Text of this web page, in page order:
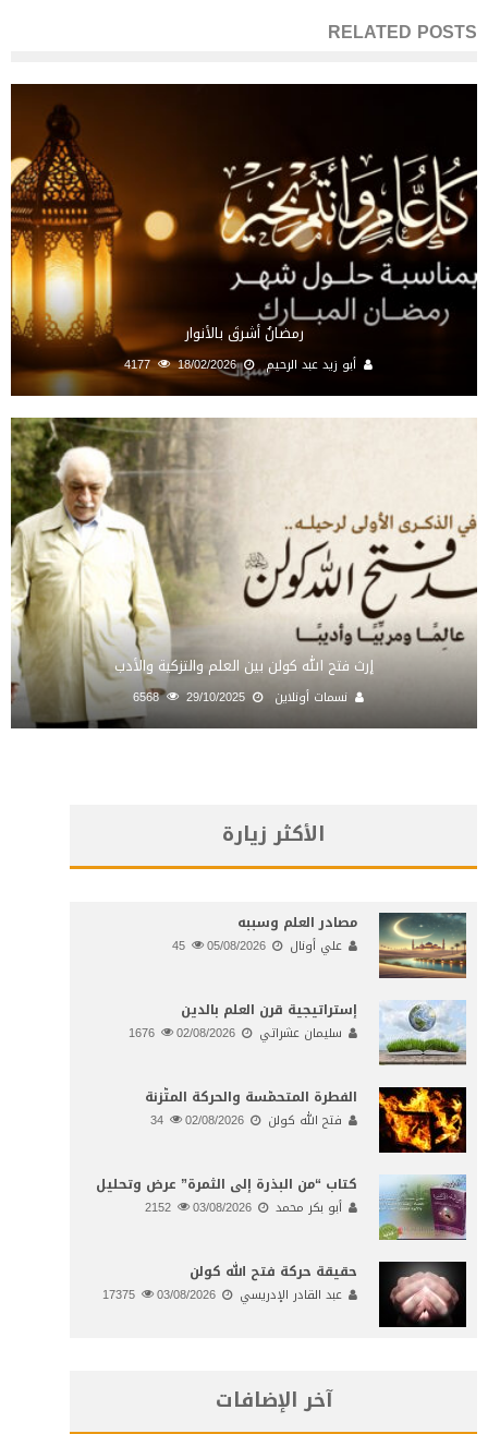
RELATED POSTS
رمضانُ أشرقَ بالأنوار
أبو زيد عبد الرحيم 18/02/2026
4177
إرث فتح الله كولن بين العلم والتزكية والأدب
نسمات أونلاين 29/10/2025
6568
الأكثر زيارة
مصادر العلم وسببه
علي أونال 05/08/2026
إستراتيجية قرن العلم بالدين
سليمان عشراتي 02/08/2026
الفطرة المتحمّسة والحركة المتّزنة
فتح الله كولن 02/08/2026
كتاب “من البذرة إلى الثمرة” عرض وتحليل
أبو بكر محمد 03/08/2026
حقيقة حركة فتح الله كولن
عبد القادر الإدريسي 03/08/2026
آخر الإضافات